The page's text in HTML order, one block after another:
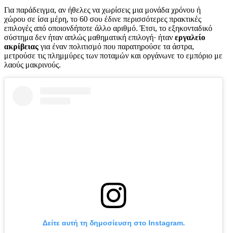
Για παράδειγμα, αν ήθελες να χωρίσεις μια μονάδα χρόνου ή
χώρου σε ίσα μέρη, το 60 σου έδινε περισσότερες πρακτικές
επιλογές από οποιονδήποτε άλλο αριθμό. Έτσι, το εξηκονταδικό
σύστημα δεν ήταν απλώς μαθηματική επιλογή· ήταν εργαλείο
ακρίβειας για έναν πολιτισμό που παρατηρούσε τα άστρα,
μετρούσε τις πλημμύρες των ποταμών και οργάνωνε το εμπόριο με
λαούς μακρινούς.
Δείτε αυτή τη δημοσίευση στο Instagram.